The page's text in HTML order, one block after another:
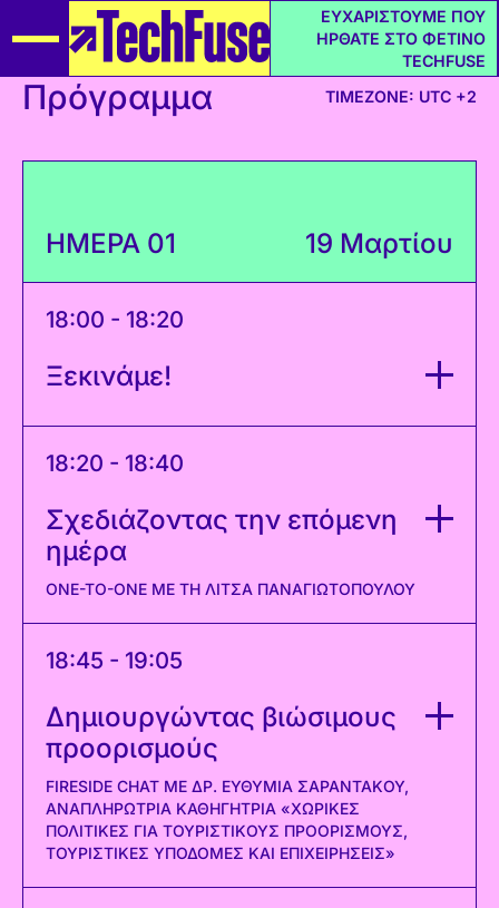
ΕΥΧΑΡΙΣΤΟΥΜΕ ΠΟΥ
ΗΡΘΑΤΕ ΣΤΟ ΦΕΤΙΝΟ
TECHFUSE
Πρόγραμμα TIMEZONE: UTC +2
ΗΜΕΡΑ 01 19 Μαρτίου
18:00 - 18:20
Ξεκινάμε!
18:20 - 18:40
Σχεδιάζοντας την επόμενη
ημέρα
ONE-TO-ONE ΜΕ ΤΗ ΛΊΤΣΑ ΠΑΝΑΓΙΩΤΟΠΟΎΛΟΥ
18:45 - 19:05
Δημιουργώντας βιώσιμους
προορισμούς
FIRESIDE CHAT ΜΕ ΔΡ. ΕΥΘΥΜΊΑ ΣΑΡΑΝΤΆΚΟΥ,
ΑΝΑΠΛΗΡΏΤΡΙΑ ΚΑΘΗΓΉΤΡΙΑ «ΧΩΡΙΚΈΣ
ΠΟΛΙΤΙΚΈΣ ΓΙΑ ΤΟΥΡΙΣΤΙΚΟΎΣ ΠΡΟΟΡΙΣΜΟΎΣ,
ΤΟΥΡΙΣΤΙΚΈΣ ΥΠΟΔΟΜΈΣ ΚΑΙ ΕΠΙΧΕΙΡΉΣΕΙΣ»